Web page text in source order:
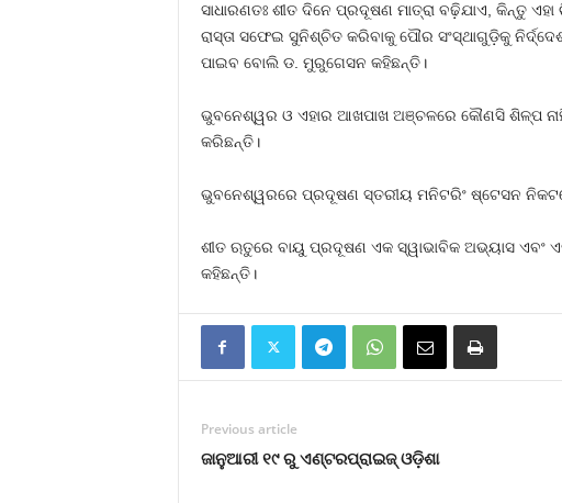
ସାଧାରଣତଃ ଶୀତ ଦିନେ ପ୍ରଦୂଷଣ ମାତ୍ରା ବଢ଼ିଯାଏ, କିନ୍ତୁ
ରାସ୍ତା ସଫେଇ ସୁନିଶ୍ଚିତ କରିବାକୁ ପୌର ସଂସ୍ଥାଗୁଡ଼ିକୁ
ପାଇବ ବୋଲି ଡ. ମୁରୁଗେସନ କହିଛନ୍ତି।
ଭୁବନେଶ୍ୱର ଓ ଏହାର ଆଖପାଖ ଅଞ୍ଚଳରେ କୌଣସି ଶିଳ୍ପ
କରିଛନ୍ତି।
ଭୁବନେଶ୍ୱରରେ ପ୍ରଦୂଷଣ ସ୍ତରୀୟ ମନିଟରିଂ ଷ୍ଟେସନ ନିକଟରେ
ଶୀତ ଋତୁରେ ବାୟୁ ପ୍ରଦୂଷଣ ଏକ ସ୍ୱାଭାବିକ ଅଭ୍ୟାସ ଏବଂ
କହିଛନ୍ତି।
Previous article
ଜାନୁଆରୀ ୧୯ ରୁ ଏଣ୍ଟରପ୍ରାଇଜ୍‌ ଓଡ଼ିଶା